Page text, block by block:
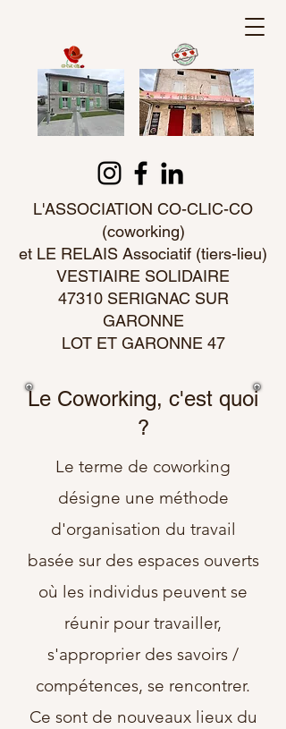
L'ASSOCIATION CO-CLIC-CO
(coworking)
et LE RELAIS Associatif (tiers-lieu)
VESTIAIRE SOLIDAIRE
47310 SERIGNAC SUR
GARONNE
LOT ET GARONNE 47
Le Coworking, c'est quoi
?
Le terme de coworking
désigne une méthode
d'organisation du travail
basée sur des espaces ouverts
où les individus peuvent se
réunir pour travailler,
s'approprier des savoirs /
compétences, se rencontrer.
Ce sont de nouveaux lieux du